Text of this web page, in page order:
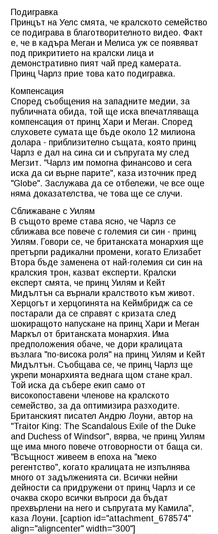
Подигравка
Принцът на Уелс смята, че кралското семейство
се подиграва в благотворителното видео. Факт
е, че в кадъра Меган и Мелиса уж се появяват
под прикритието на кралски лица и
демонстративно пият чай пред камерата.
Принц Чарлз прие това като подигравка.
Компенсация
Според съобщения на западните медии, за
публичната обида, той ще иска впечатляваща
компенсация от принц Хари и Меган. Според
слуховете сумата ще бъде около 12 милиона
долара - приблизително същата, която принц
Чарлз е дал на сина си и съпругата му след
Мегзит. "Чарлз им помогна финансово и сега
иска да си върне парите", каза източник пред
"Globe". Заслужава да се отбележи, че все още
няма доказателства, че това ще се случи.
Сближаване с Уилям
В същото време става ясно, че Чарлз се
сближава все повече с големия си син - принц
Уилям. Говори се, че британската монархия ще
претърпи радикални промени, когато Елизабет
Втора бъде заменена от най-големия си син на
кралския трон, казват експерти. Кралски
експерт смята, че принц Уилям и Кейт
Мидълтън са върнали кралството към живот.
Херцогът и херцогинята на Кеймбридж са се
постарали да се справят с кризата след
шокиращото напускане на принц Хари и Меган
Маркъл от британската монархия. Има
предположения обаче, че дори кралицата
възлага "по-висока роля" на принц Уилям и Кейт
Мидълтън. Съобщава се, че принц Чарлз ще
укрепи монархията веднага щом стане крал.
Той иска да събере екип само от
високопоставени членове на кралското
семейство, за да оптимизира разходите.
Британският писател Андрю Лоуни, автор на
"Traitor King: The Scandalous Exile of the Duke
and Duchess of Windsor", вярва, че принц Уилям
ще има много повече отговорности от баща си.
"Всъщност живеем в епоха на "меко
регентство", когато кралицата не изпълнява
много от задълженията си. Всички нейни
дейности са придружени от принц Чарлз и се
очаква скоро всички въпроси да бъдат
прехвърлени на него и съпругата му Камила",
каза Лоуни. [caption id="attachment_678574"
align="aligncenter" width="300"]